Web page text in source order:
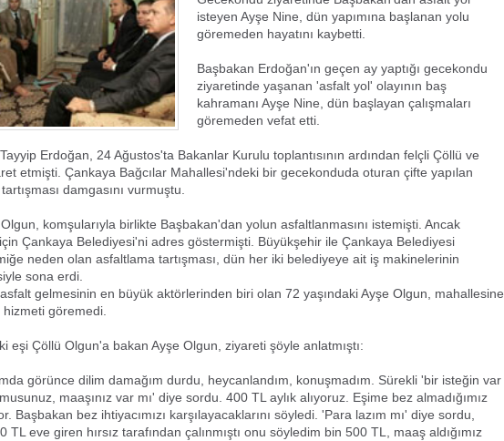
isteyen Ayşe Nine, dün yapımına başlanan yolu
göremeden hayatını kaybetti.
Başbakan Erdoğan'ın geçen ay yaptığı gecekondu
ziyaretinde yaşanan 'asfalt yol' olayının baş
kahramanı Ayşe Nine, dün başlayan çalışmaları
göremeden vefat etti.
Erdoğan, 24 Ağustos'ta Bakanlar Kurulu toplantısının ardından felçli Çöllü ve
etmişti. Çankaya Bağcılar Mahallesi'ndeki bir gecekonduda oturan çifte yapılan
damgasını vurmuştu.
Olgun, komşularıyla birlikte Başbakan'dan yolun asfaltlanmasını istemişti. Ancak
Çankaya Belediyesi'ni adres göstermişti. Büyükşehir ile Çankaya Belediyesi
neden olan asfaltlama tartışması, dün her iki belediyeye ait iş makinelerinin
sona erdi.
gelmesinin en büyük aktörlerinden biri olan 72 yaşındaki Ayşe Olgun, mahallesine
göremedi.
eşi Çöllü Olgun'a bakan Ayşe Olgun, ziyareti şöyle anlatmıştı:
görünce dilim damağım durdu, heycanlandım, konuşmadım. Sürekli 'bir isteğin var
maaşınız var mı' diye sordu. 400 TL aylık alıyoruz. Eşime bez almadığımız
Başbakan bez ihtiyacımızı karşılayacaklarını söyledi. 'Para lazım mı' diye sordu,
TL eve giren hırsız tarafından çalınmıştı onu söyledim bin 500 TL, maaş aldığımız